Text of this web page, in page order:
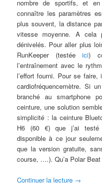
nombre de sportifs, et
connaître les paramètres
plus souvent, la distance
vitesse moyenne. A cela
dénivelés. Pour aller plus
RunKeeper (testéeici)
l’entraînement avec le
l’effort fourni. Pour se faire,
cardiofréquencemètre. Si
branché au smartphone
ceinture, une solution
simplicité : la ceinture
H6 (60 €) que j’ai testé
disponible à ce jour
que la version gratuite,
course, ….). Qu’a Polar
Continuer la lecture →